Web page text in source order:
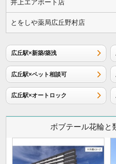
井上エアポート店
とをしや薬局広丘野村店
広丘駅×新築/築浅
広丘駅×ペット相談可
広丘駅×オートロック
ボブテール花輪と